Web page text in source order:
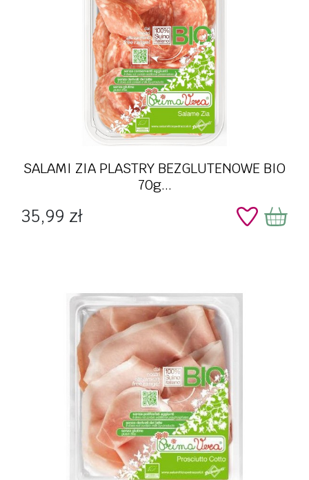
SALAMI ZIA PLASTRY BEZGLUTENOWE BIO
70g...
Cena
35,99 zł